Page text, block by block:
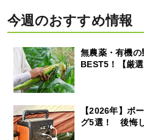
今週のおすすめ情報
無農薬・有機
BEST5！【厳
【2026年】ポ
グ5選！ 後悔